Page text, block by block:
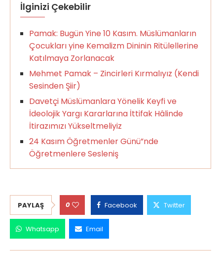
İlginizi Çekebilir
Pamak: Bugün Yine 10 Kasım. Müslümanların
Çocukları yine Kemalizm Dininin Ritülellerine
Katılmaya Zorlanacak
Mehmet Pamak – Zincirleri Kırmalıyız (Kendi
Sesinden Şiir)
Davetçi Müslümanlara Yönelik Keyfi ve
İdeolojik Yargı Kararlarına İttifak Hâlinde
İtirazımızı Yükseltmeliyiz
24 Kasım Öğretmenler Günü”nde
Öğretmenlere Sesleniş
PAYLAŞ 0 Facebook Twitter
Whatsapp Email